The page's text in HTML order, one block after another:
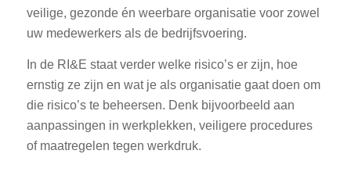
veilige, gezonde én weerbare organisatie voor zowel
uw medewerkers als de bedrijfsvoering.
In de RI&E staat verder welke risico’s er zijn, hoe
ernstig ze zijn en wat je als organisatie gaat doen om
die risico’s te beheersen. Denk bijvoorbeeld aan
aanpassingen in werkplekken, veiligere procedures
of maatregelen tegen werkdruk.